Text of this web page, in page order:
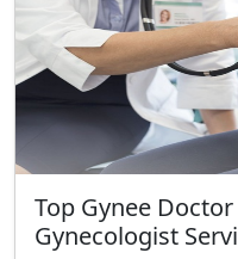
Top Gynee
Gynecologist